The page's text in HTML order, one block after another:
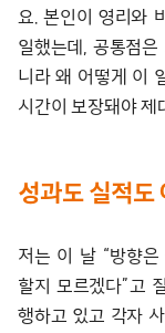
요. 본인이 영리와
일했는데, 공통점
니라 왜 어떻게 이
시간이 보장돼야 제
성과도 실적도
저는 이 날 “방향
할지 모르겠다”고
행하고 있고 각자